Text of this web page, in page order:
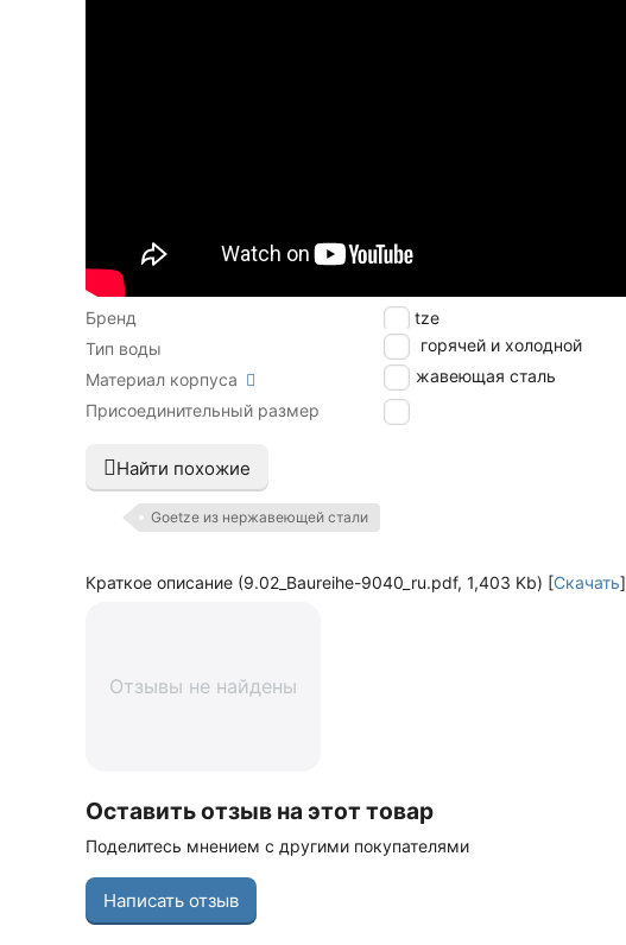
Бренд
Goetze
Тип воды
Для горячей и холодной
Материал корпуса
Нержавеющая сталь
Присоединительный размер
1"
Найти похожие
Goetze из нержавеющей стали
Краткое описание (9.02_Baureihe-9040_ru.pdf, 1,403 Kb) [Скачать]
Отзывы не найдены
Оставить отзыв на этот товар
Поделитесь мнением с другими покупателями
Написать отзыв